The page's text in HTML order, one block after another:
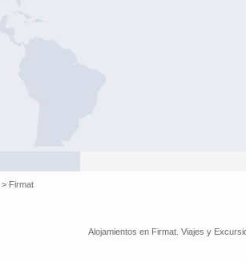
> Firmat
Alojamientos en Firmat. Viajes y